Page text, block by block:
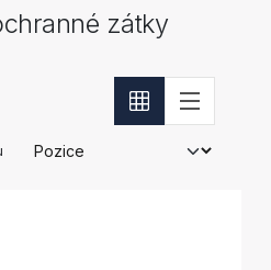
zátky